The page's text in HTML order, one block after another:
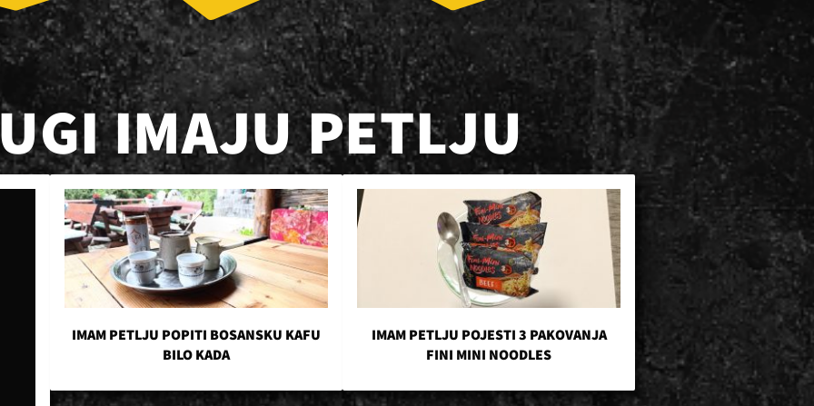
IMAJU PETLJU
IMAM PETLJU POPITI BOSANSKU KAFU
BILO KADA
IMAM PETLJU POJESTI 3 PAKOVANJA
FINI MINI NOODLES